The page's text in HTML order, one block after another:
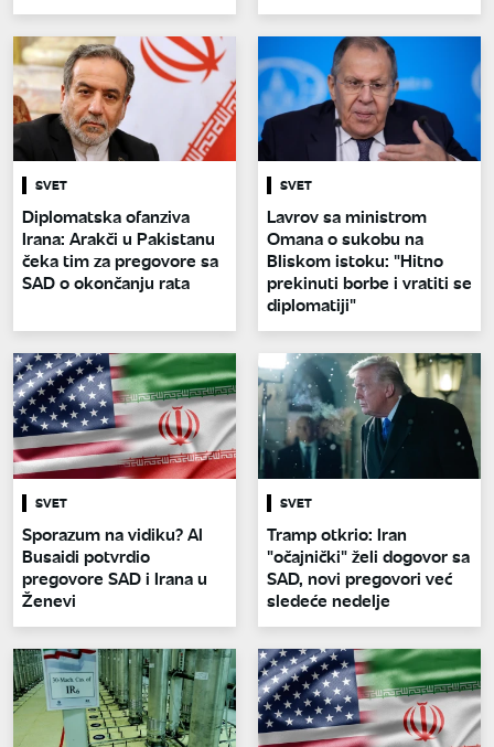
SVET
Diplomatska ofanziva
Irana: Arakči u Pakistanu
čeka tim za pregovore sa
SAD o okončanju rata
SVET
Lavrov sa ministrom
Omana o sukobu na
Bliskom istoku: "Hitno
prekinuti borbe i vratiti se
diplomatiji"
SVET
Sporazum na vidiku? Al
Busaidi potvrdio
pregovore SAD i Irana u
Ženevi
SVET
Tramp otkrio: Iran
"očajnički" želi dogovor sa
SAD, novi pregovori već
sledeće nedelje